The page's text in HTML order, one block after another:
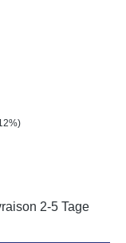
2-5 Tage